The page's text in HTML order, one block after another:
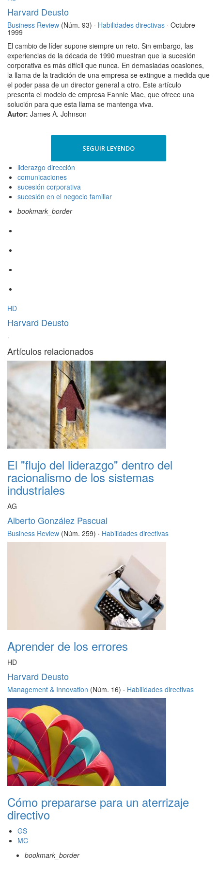
Harvard Deusto
Business Review (Núm. 93) · Habilidades directivas · Octubre
1999
El cambio de líder supone siempre un reto. Sin embargo, las
experiencias de la década de 1990 muestran que la sucesión
corporativa es más difícil que nunca. En demasiadas ocasiones,
la llama de la tradición de una empresa se extingue a medida que
el poder pasa de un director general a otro. Este artículo
presenta el modelo de empresa Fannie Mae, que ofrece una
solución para que esta llama se mantenga viva.
Autor: James A. Johnson
SEGUIR LEYENDO
liderazgo dirección
comunicaciones
sucesión corporativa
sucesión en el negocio familiar
bookmark_border
HD
Harvard Deusto
·
Artículos relacionados
El "flujo del liderazgo" dentro del
racionalismo de los sistemas
industriales
AG
Alberto González Pascual
Business Review (Núm. 259) · Habilidades directivas
Aprender de los errores
HD
Harvard Deusto
Management & Innovation (Núm. 16) · Habilidades directivas
Cómo prepararse para un aterrizaje
directivo
GS
MC
bookmark_border